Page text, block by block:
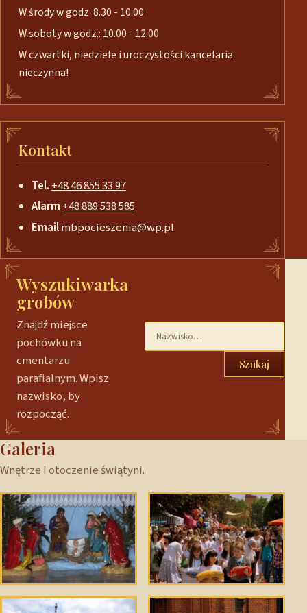
W środy w godz: 8.30 - 10.00
W soboty w godz.: 10.00 - 12.00
W czwartki, niedziele i uroczystości kancelaria
nieczynna!
Kontakt
Tel. +48 46 855 33 97
Alarm+48 889 538 585
Emailmbpocieszenia@wp.pl
Wyszukiwarka
grobów
Znajdź miejsce
pochówku na
cmentarzu
parafialnym. Wpisz
nazwisko, by
rozpocząć.
Szukaj
Galeria
Wnętrze i otoczenie świątyni.